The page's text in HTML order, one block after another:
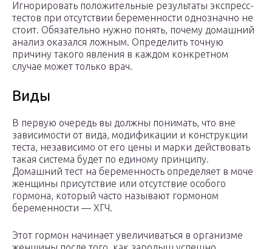
Игнорировать положительные результаты экспресс-
тестов при отсутствии беременности однозначно не
стоит. Обязательно нужно понять, почему домашний
анализ оказался ложным. Определить точную
причину такого явления в каждом конкретном
случае может только врач.
Виды
В первую очередь вы должны понимать, что вне
зависимости от вида, модификации и конструкции
теста, независимо от его цены и марки действовать
такая система будет по единому принципу.
Домашний тест на беременность определяет в моче
женщины присутствие или отсутствие особого
гормона, который часто называют гормоном
беременности — ХГЧ.
Этот гормон начинает увеличиваться в организме